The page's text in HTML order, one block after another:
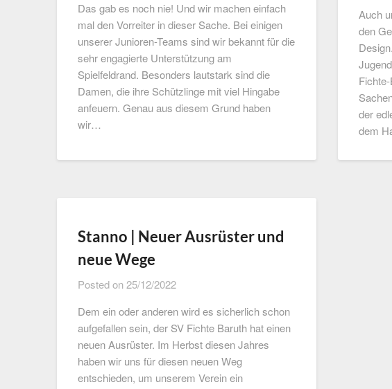
Das gab es noch nie! Und wir machen einfach
mal den Vorreiter in dieser Sache. Bei einigen
unserer Junioren-Teams sind wir bekannt für die
sehr engagierte Unterstützung am
Spielfeldrand. Besonders lautstark sind die
Damen, die ihre Schützlinge mit viel Hingabe
anfeuern. Genau aus diesem Grund haben
wir…
Auch
den
der
dem
Stanno | Neuer Ausrüster und
neue Wege
Posted on25/12/2022
Dem ein oder anderen wird es sicherlich schon
aufgefallen sein, der SV Fichte Baruth hat einen
neuen Ausrüster. Im Herbst diesen Jahres
haben wir uns für diesen neuen Weg
entschieden, um unserem Verein ein